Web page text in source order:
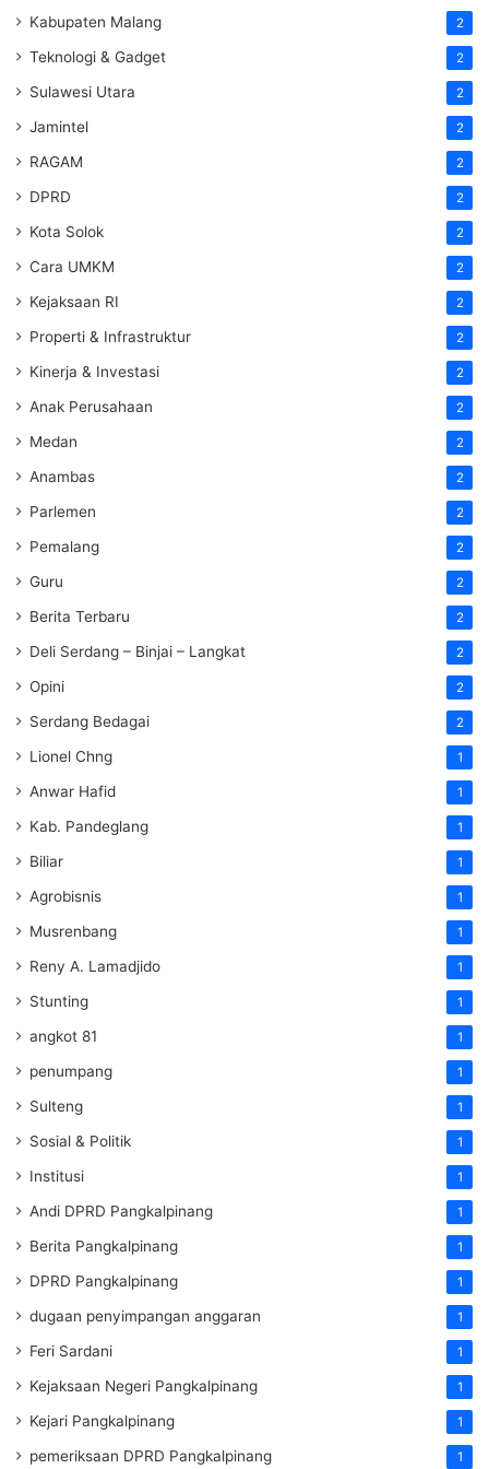
Kabupaten Malang 2
Teknologi & Gadget 2
Sulawesi Utara 2
Jamintel 2
RAGAM 2
DPRD 2
Kota Solok 2
Cara UMKM 2
Kejaksaan RI 2
Properti & Infrastruktur 2
Kinerja & Investasi 2
Anak Perusahaan 2
Medan 2
Anambas 2
Parlemen 2
Pemalang 2
Guru 2
Berita Terbaru 2
Deli Serdang – Binjai – Langkat 2
Opini 2
Serdang Bedagai 2
Lionel Chng 1
Anwar Hafid 1
Kab. Pandeglang 1
Biliar 1
Agrobisnis 1
Musrenbang 1
Reny A. Lamadjido 1
Stunting 1
angkot 81 1
penumpang 1
Sulteng 1
Sosial & Politik 1
Institusi 1
Andi DPRD Pangkalpinang 1
Berita Pangkalpinang 1
DPRD Pangkalpinang 1
dugaan penyimpangan anggaran 1
Feri Sardani 1
Kejaksaan Negeri Pangkalpinang 1
Kejari Pangkalpinang 1
pemeriksaan DPRD Pangkalpinang 1